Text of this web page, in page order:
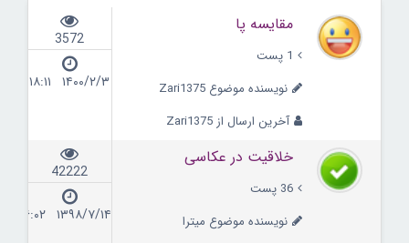
مقایسه پا
1 پست
نویسنده موضوع Zari1375
آخرین ارسال از Zari1375
3572
۱۴۰۰/۲/۳ ۱۸:۱۱
خلاقیت در عکاسی
36 پست
نویسنده موضوع میترا
42222
۱۳۹۸/۷/۱۴ ۱۶:۰۲